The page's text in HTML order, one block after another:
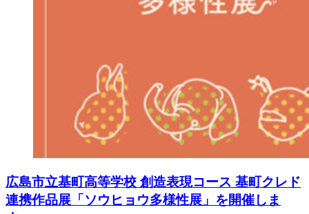
広島市立基町高等学校 創造表現コース 基町クレド
連携作品展「ソウヒョウ多様性展」を開催しま